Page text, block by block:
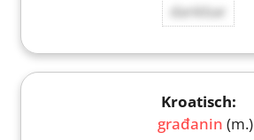
dankbar
građanin (m.)